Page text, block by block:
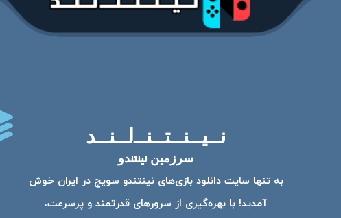
نــیــنــتــنــ‌لــنــد
سرزمین نینتندو
به تنها سایت دانلود بازی‌های نینتندو سویچ در ایران خوش
آمدید! با بهره‌گیری از سرورهای قدرتمند و پرسرعت،